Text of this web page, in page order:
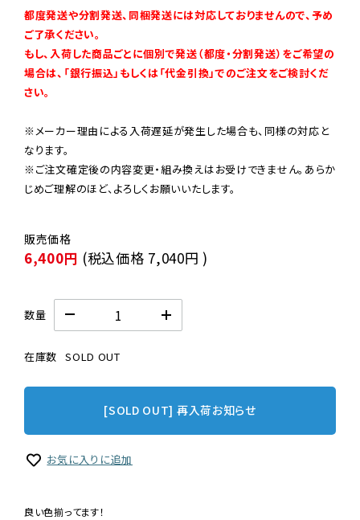
都度発送や分割発送、同梱発送には対応しておりませんので、予め
ご了承ください。
もし、入荷した商品ごとに個別で発送（都度・分割発送）をご希望の
場合は、「銀行振込」もしくは「代金引換」でのご注文をご検討くだ
さい。
※メーカー理由による入荷遅延が発生した場合も、同様の対応と
なります。
※ご注文確定後の内容変更・組み換えはお受けできません。あらか
じめご理解のほど、よろしくお願いいたします。
6,400円 (税込価格 7,040円 )
数量
在庫数 SOLD OUT
[SOLD OUT] 再入荷お知らせ
お気に入りに追加
良い色揃ってます！